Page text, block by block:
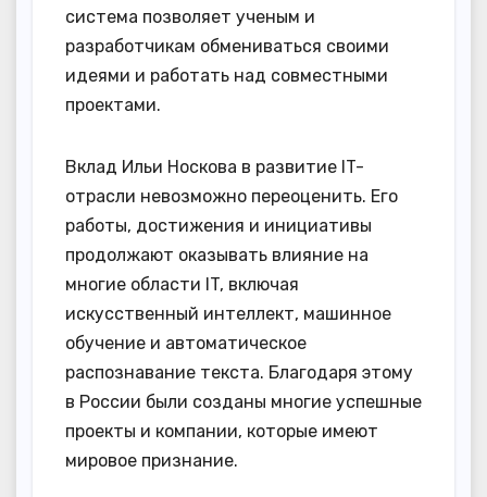
система позволяет ученым и
разработчикам обмениваться своими
идеями и работать над совместными
проектами.
Вклад Ильи Носкова в развитие IT-
отрасли невозможно переоценить. Его
работы, достижения и инициативы
продолжают оказывать влияние на
многие области IT, включая
искусственный интеллект, машинное
обучение и автоматическое
распознавание текста. Благодаря этому
в России были созданы многие успешные
проекты и компании, которые имеют
мировое признание.